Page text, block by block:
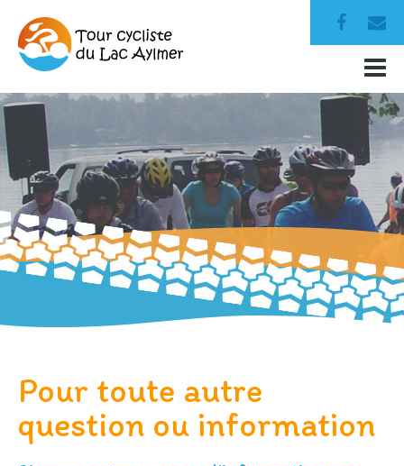
Pour toute autre
question ou information